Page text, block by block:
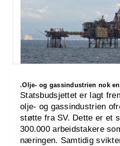
.Olje- og gassindustrien nok
Statsbudsjettet er lagt
olje- og gassindustrien
støtte fra SV. Dette er et
300.000 arbeidstakere
næringen. Samtidig